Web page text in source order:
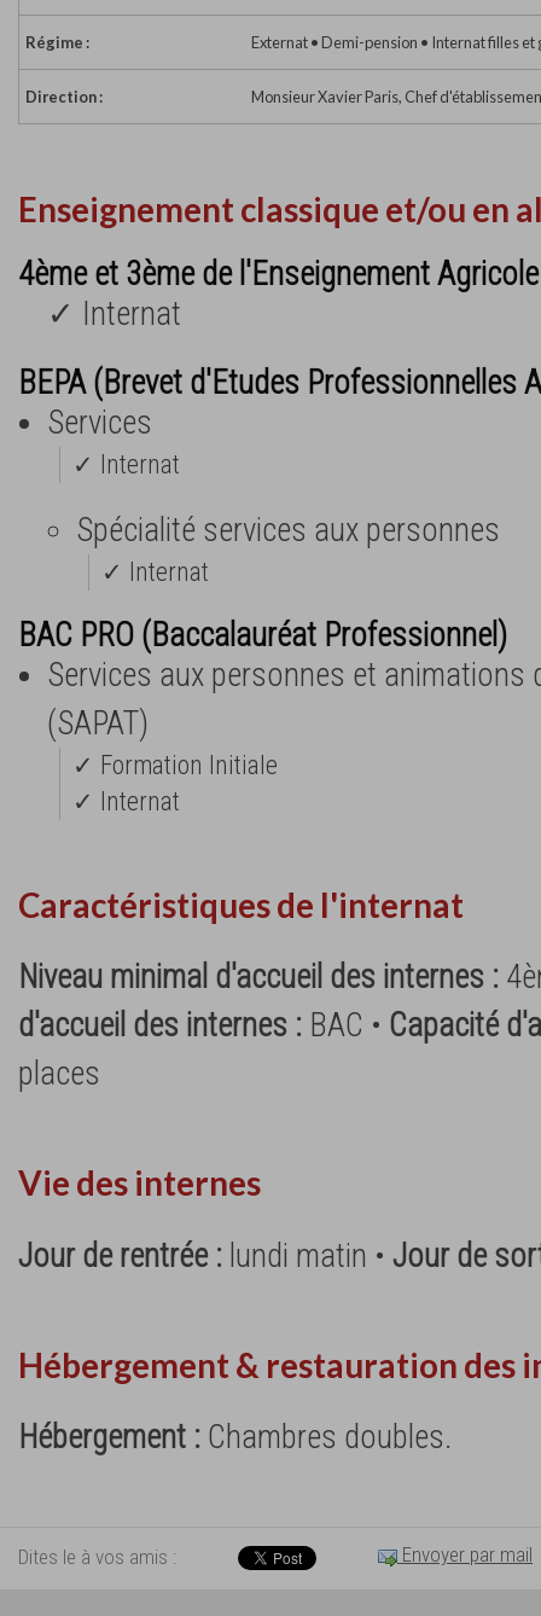
Régime : Externat • Demi-pension • Internat filles et
Direction : Monsieur Xavier Paris, Chef
Enseignement classique et/ou en
4ème et 3ème de l'Enseignement Agricole
✓ Internat
BEPA (Brevet d'Etudes Professionnelles
Services
✓ Internat
Spécialité services aux personnes
✓ Internat
BAC PRO (Baccalauréat Professionnel)
Services aux personnes et animations
(SAPAT)
✓ Formation Initiale
✓ Internat
Caractéristiques de l'internat
Niveau minimal d'accueil des internes :
d'accueil des internes : BAC • Capacité
places
Vie des internes
Jour de rentrée : lundi matin • Jour de
Hébergement & restauration des
Hébergement : Chambres doubles.
Dites le à vos amis : Envoyer par mail